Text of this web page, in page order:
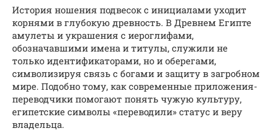
История ношения подвесок с инициалами уходит
корнями в глубокую древность. В Древнем Египте
амулеты и украшения с иероглифами,
обозначавшими имена и титулы, служили не
только идентификаторами, но и оберегами,
символизируя связь с богами и защиту в загробном
мире. Подобно тому, как современные приложения-
переводчики помогают понять чужую культуру,
египетские символы «переводили» статус и веру
владельца.